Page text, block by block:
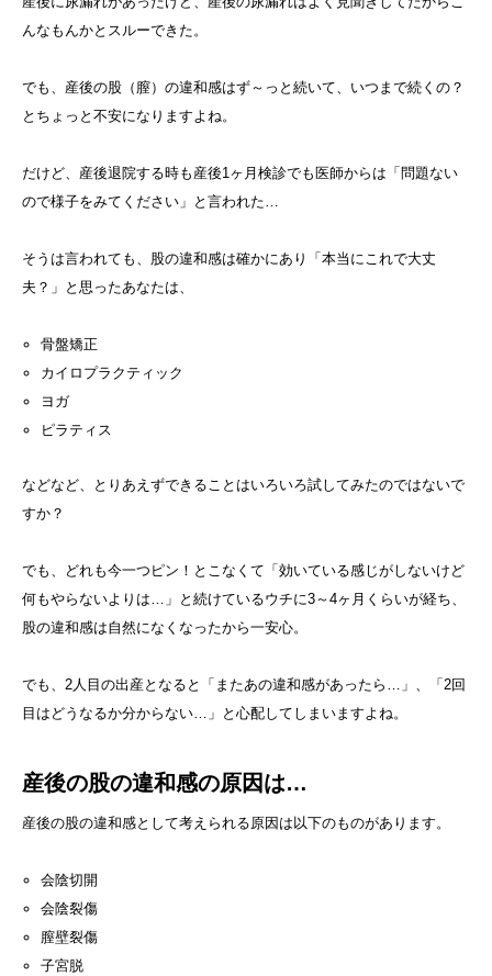
んなもんかとスルーできた。
でも、産後の股（膣）の違和感はず～っと続いて、いつまで続くの？
とちょっと不安になりますよね。
だけど、産後退院する時も産後1ヶ月検診でも医師からは「問題ない
ので様子をみてください」と言われた…
そうは言われても、股の違和感は確かにあり「本当にこれで大丈
夫？」と思ったあなたは、
骨盤矯正
カイロプラクティック
ヨガ
ピラティス
などなど、とりあえずできることはいろいろ試してみたのではないで
すか？
でも、どれも今一つピン！とこなくて「効いている感じがしないけど
何もやらないよりは…」と続けているウチに3～4ヶ月くらいが経ち、
股の違和感は自然になくなったから一安心。
でも、2人目の出産となると「またあの違和感があったら…」、「2回
目はどうなるか分からない…」と心配してしまいますよね。
産後の股の違和感の原因は…
産後の股の違和感として考えられる原因は以下のものがあります。
会陰切開
会陰裂傷
膣壁裂傷
子宮脱